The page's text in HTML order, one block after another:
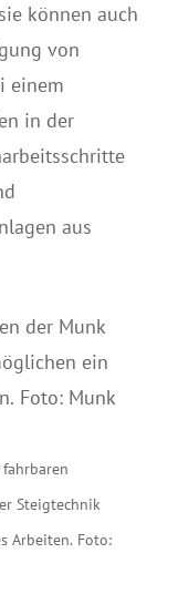
können auch
von
einem
in der
aus
Steigtechnik
Arbeiten. Foto: